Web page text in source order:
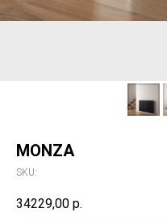
MONZA
SKU:
34229,00 р.